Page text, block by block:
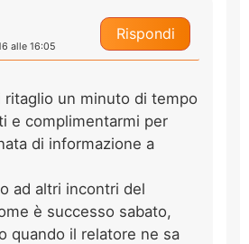
Rispondi
alle 16:05
un minuto di tempo
e complimentarmi per
di informazione a
ad altri incontri del
è successo sabato,
quando il relatore ne sa